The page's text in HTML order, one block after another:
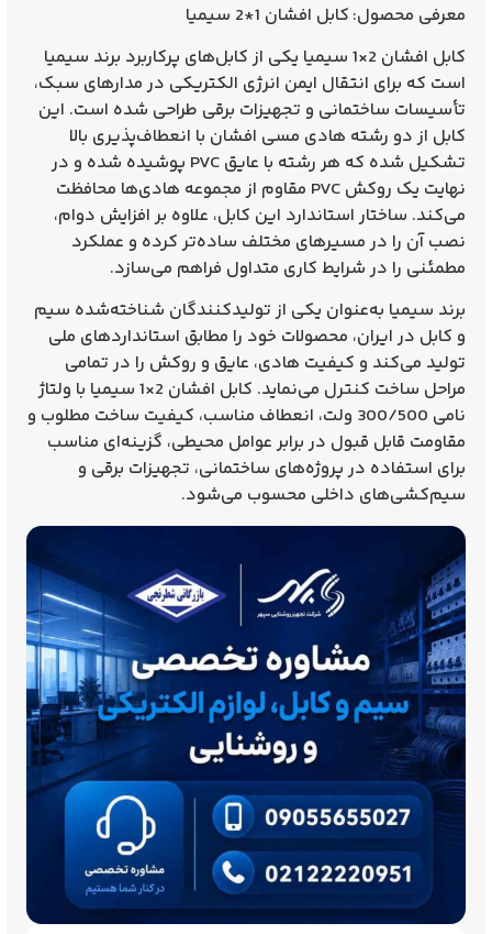
معرفی محصول: کابل افشان 1*2 سیمیا
کابل افشان 2×1 سیمیا
یکی از کابل‌های پرکاربرد برند سیمیا
است که برای انتقال ایمن انرژی الکتریکی در مدارهای سبک،
تأسیسات ساختمانی و تجهیزات برقی طراحی شده است. این
کابل از دو رشته هادی مسی افشان با انعطاف‌پذیری بالا
تشکیل شده که هر رشته با عایق PVC پوشیده شده و در
نهایت یک روکش PVC مقاوم از مجموعه هادی‌ها محافظت
می‌کند. ساختار استاندارد این کابل، علاوه بر افزایش دوام،
نصب آن را در مسیرهای مختلف ساده‌تر کرده و عملکرد
مطمئنی را در شرایط کاری متداول فراهم می‌سازد.
برند سیمیا به‌عنوان یکی از تولیدکنندگان شناخته‌شده سیم
و کابل در ایران، محصولات خود را مطابق استانداردهای ملی
تولید می‌کند و کیفیت هادی، عایق و روکش را در تمامی
مراحل ساخت کنترل می‌نماید. کابل افشان 2×1 سیمیا
با ولتاژ
نامی 300/500 ولت، انعطاف مناسب، کیفیت ساخت مطلوب و
مقاومت قابل قبول در برابر عوامل محیطی، گزینه‌ای مناسب
برای استفاده در پروژه‌های ساختمانی، تجهیزات برقی و
سیم‌کشی‌های داخلی محسوب می‌شود.